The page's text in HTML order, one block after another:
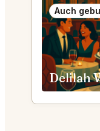
Auch
Delilah